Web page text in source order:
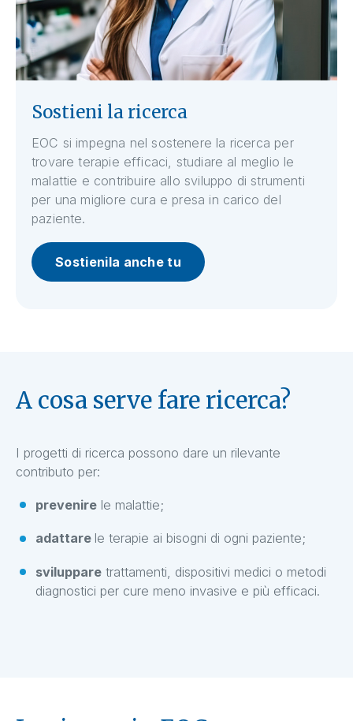
Sostieni la ricerca
EOC si impegna nel sostenere la ricerca per
trovare terapie efficaci, studiare al meglio le
malattie e contribuire allo sviluppo di strumenti
per una migliore cura e presa in carico del
paziente.
Sostienila anche tu
A cosa serve fare ricerca?
I progetti di ricerca possono dare un rilevante
contributo per:
prevenirele malattie;
adattare le terapie ai bisogni di ogni paziente;
svilupparetrattamenti, dispositivi medici o metodi
diagnostici per cure meno invasive e più efficaci.